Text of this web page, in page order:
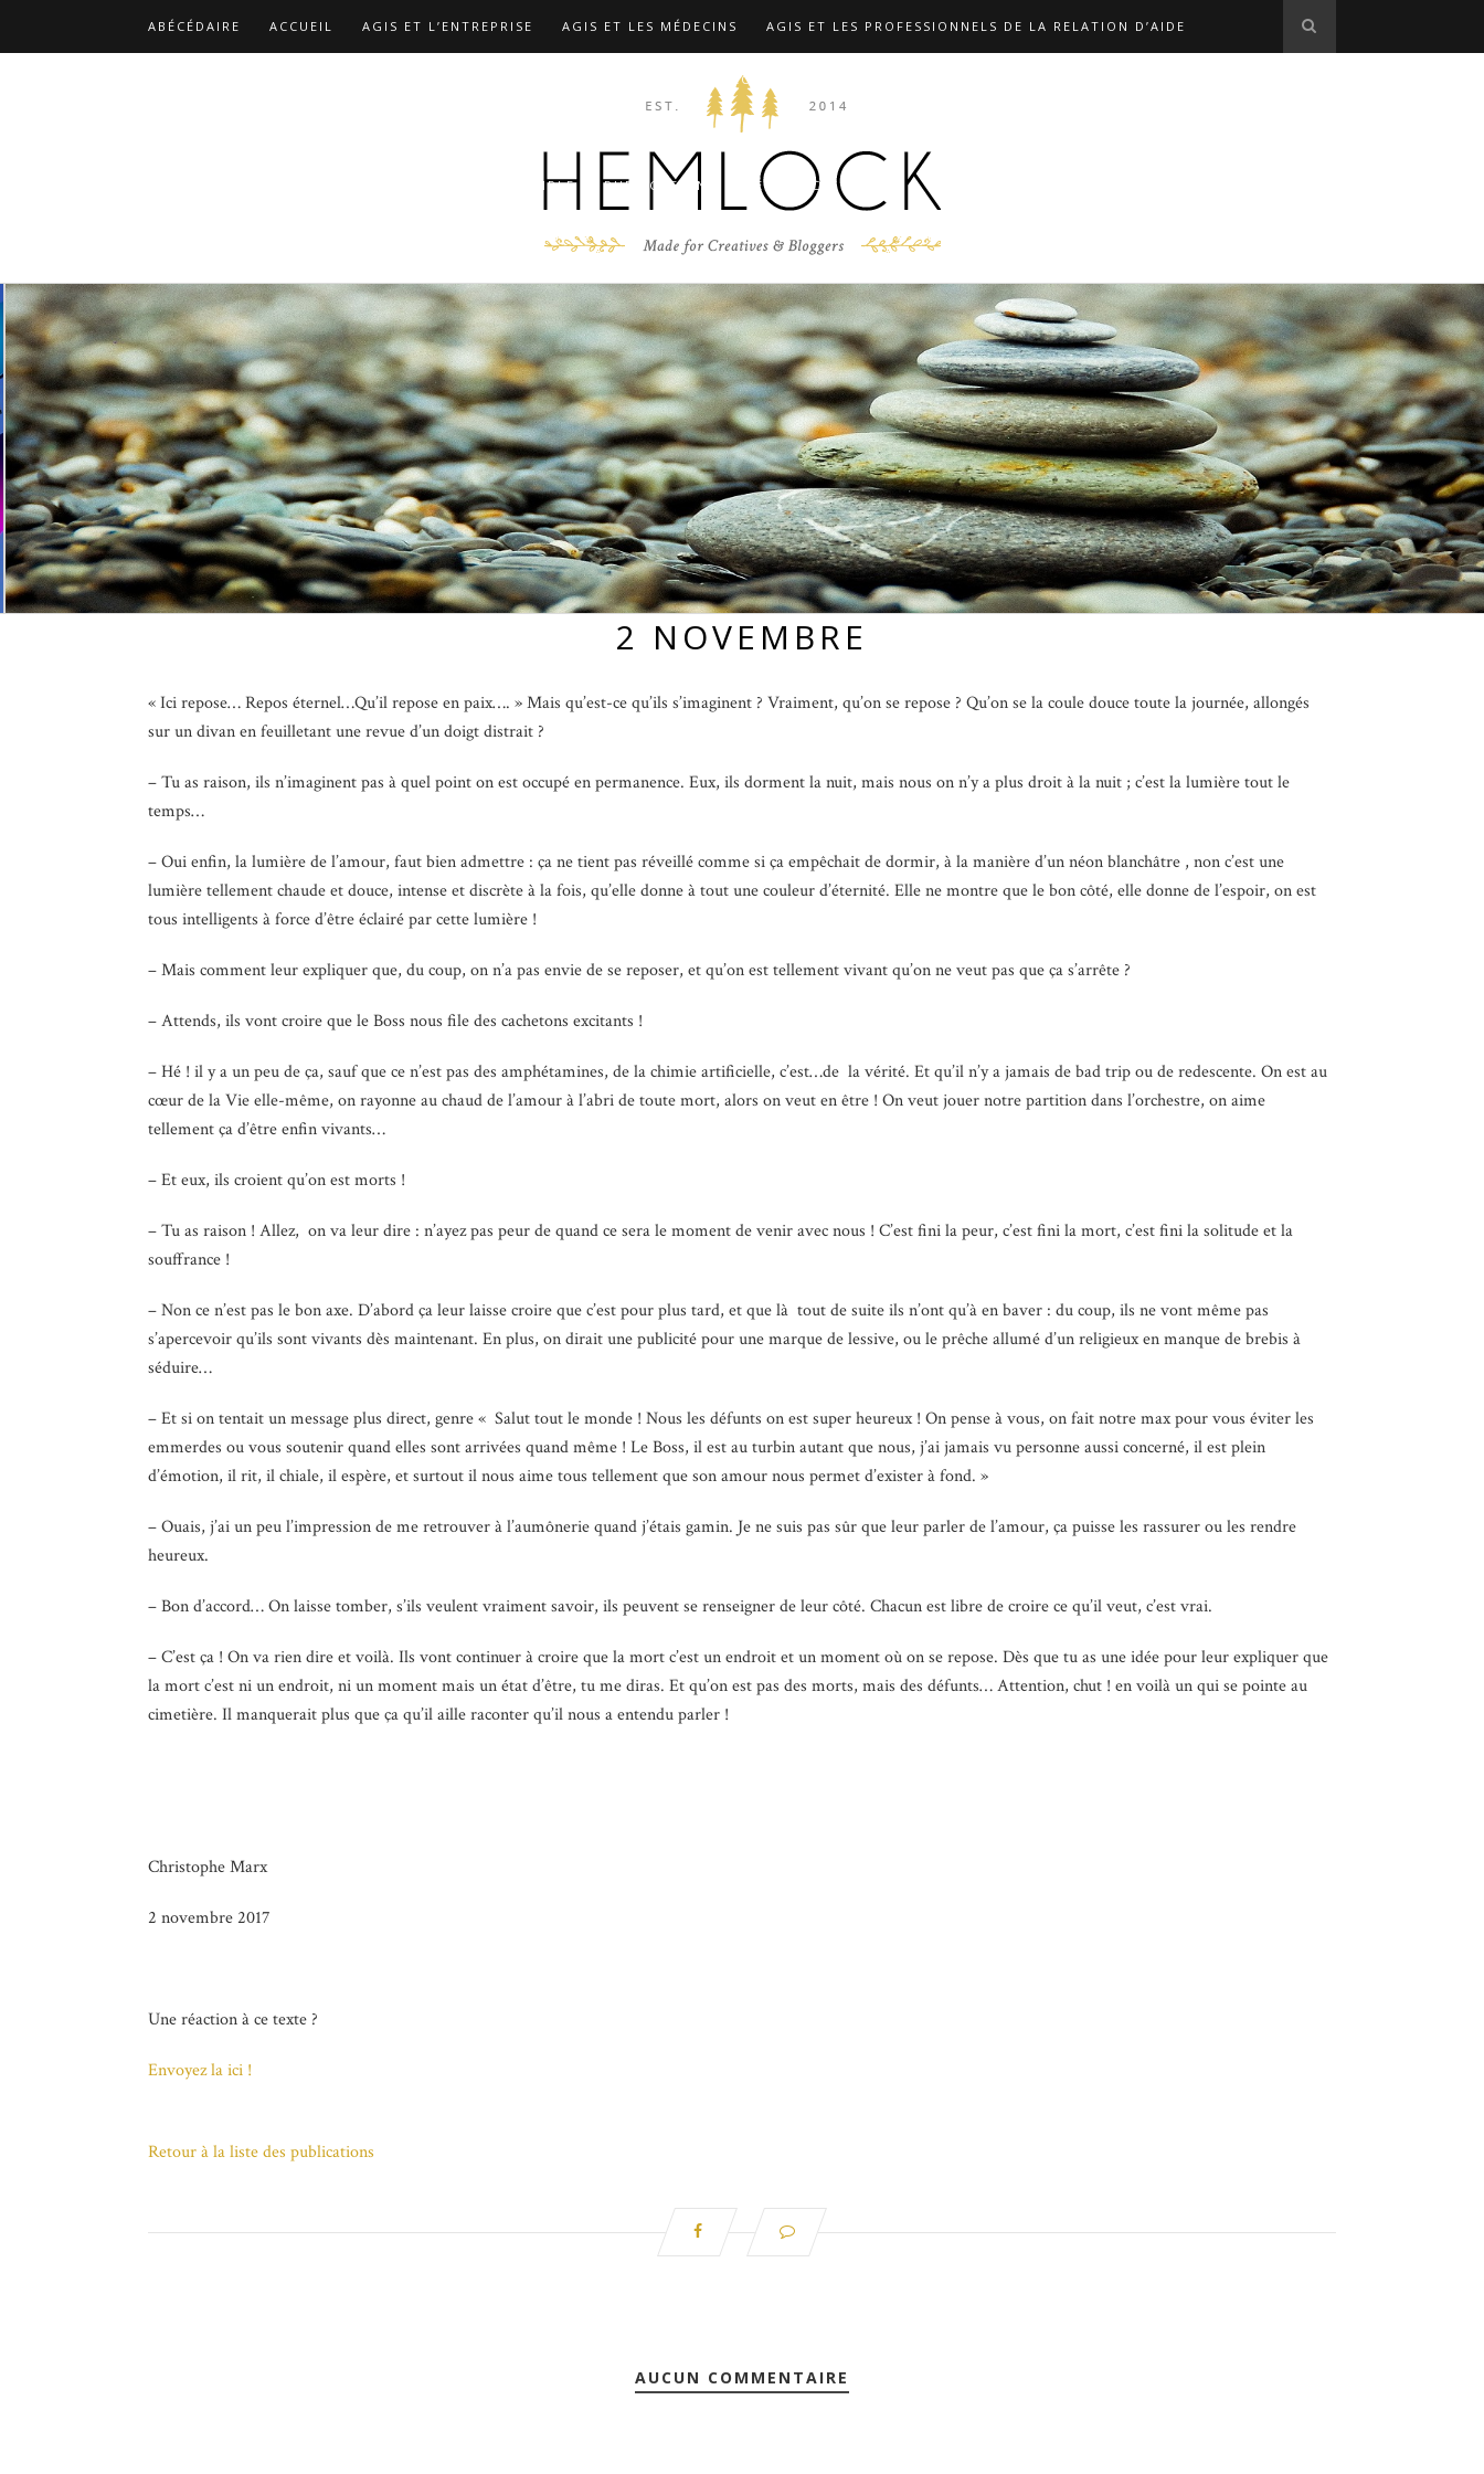
ABÉCÉDAIRE ACCUEIL AGIS ET L’ENTREPRISE AGIS ET LES MÉDECINS AGIS ET LES PROFESSIONNELS DE LA RELATION D’AIDE
CONTACT
MIEUX CONNAÎTRE LE DR CHRISTOPHE MARX
PAGE D’EXEMPLE PUBLICATIONS RÉFÉRENCES
2 NOVEMBRE
« Ici repose… Repos éternel…Qu’il repose en paix…. » Mais qu’est-ce qu’ils s’imaginent ? Vraiment, qu’on se repose ? Qu’on se la coule douce toute la journée, allongés
sur un divan en feuilletant une revue d’un doigt distrait ?
– Tu as raison, ils n’imaginent pas à quel point on est occupé en permanence. Eux, ils dorment la nuit, mais nous on n’y a plus droit à la nuit ; c’est la lumière tout le
temps…
– Oui enfin, la lumière de l’amour, faut bien admettre : ça ne tient pas réveillé comme si ça empêchait de dormir, à la manière d’un néon blanchâtre , non c’est une
lumière tellement chaude et douce, intense et discrète à la fois, qu’elle donne à tout une couleur d’éternité. Elle ne montre que le bon côté, elle donne de l’espoir, on est
tous intelligents à force d’être éclairé par cette lumière !
– Mais comment leur expliquer que, du coup, on n’a pas envie de se reposer, et qu’on est tellement vivant qu’on ne veut pas que ça s’arrête ?
– Attends, ils vont croire que le Boss nous file des cachetons excitants !
– Hé ! il y a un peu de ça, sauf que ce n’est pas des amphétamines, de la chimie artificielle, c’est…de la vérité. Et qu’il n’y a jamais de bad trip ou de redescente. On est au
cœur de la Vie elle-même, on rayonne au chaud de l’amour à l’abri de toute mort, alors on veut en être ! On veut jouer notre partition dans l’orchestre, on aime
tellement ça d’être enfin vivants…
– Et eux, ils croient qu’on est morts !
– Tu as raison ! Allez, on va leur dire : n’ayez pas peur de quand ce sera le moment de venir avec nous ! C’est fini la peur, c’est fini la mort, c’est fini la solitude et la
souffrance !
– Non ce n’est pas le bon axe. D’abord ça leur laisse croire que c’est pour plus tard, et que là tout de suite ils n’ont qu’à en baver : du coup, ils ne vont même pas
s’apercevoir qu’ils sont vivants dès maintenant. En plus, on dirait une publicité pour une marque de lessive, ou le prêche allumé d’un religieux en manque de brebis à
séduire…
– Et si on tentait un message plus direct, genre « Salut tout le monde ! Nous les défunts on est super heureux ! On pense à vous, on fait notre max pour vous éviter les
emmerdes ou vous soutenir quand elles sont arrivées quand même ! Le Boss, il est au turbin autant que nous, j’ai jamais vu personne aussi concerné, il est plein
d’émotion, il rit, il chiale, il espère, et surtout il nous aime tous tellement que son amour nous permet d’exister à fond. »
– Ouais, j’ai un peu l’impression de me retrouver à l’aumônerie quand j’étais gamin. Je ne suis pas sûr que leur parler de l’amour, ça puisse les rassurer ou les rendre
heureux.
– Bon d’accord… On laisse tomber, s’ils veulent vraiment savoir, ils peuvent se renseigner de leur côté. Chacun est libre de croire ce qu’il veut, c’est vrai.
– C’est ça ! On va rien dire et voilà. Ils vont continuer à croire que la mort c’est un endroit et un moment où on se repose. Dès que tu as une idée pour leur expliquer que
la mort c’est ni un endroit, ni un moment mais un état d’être, tu me diras. Et qu’on est pas des morts, mais des défunts… Attention, chut ! en voilà un qui se pointe au
cimetière. Il manquerait plus que ça qu’il aille raconter qu’il nous a entendu parler !
Christophe Marx
2 novembre 2017
Une réaction à ce texte ?
Envoyez la ici !
Retour à la liste des publications
AUCUN COMMENTAIRE